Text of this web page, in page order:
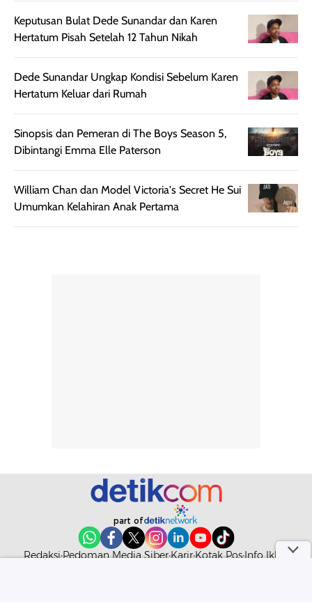
Keputusan Bulat Dede Sunandar dan Karen
Hertatum Pisah Setelah 12 Tahun Nikah
Dede Sunandar Ungkap Kondisi Sebelum Karen
Hertatum Keluar dari Rumah
Sinopsis dan Pemeran di The Boys Season 5,
Dibintangi Emma Elle Paterson
William Chan dan Model Victoria's Secret He Sui
Umumkan Kelahiran Anak Pertama
part of
RedaksiPedoman Media SiberKarirKotak PosInfo Iklan